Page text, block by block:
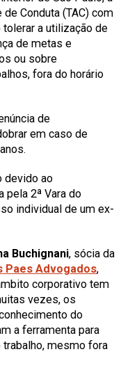
Conduta (TAC) com
a utilização de
de metas e
ou sobre
fora do horário
de
em caso de
devido ao
pela 2ª Vara do
individual de um ex-
Buchignani, sócia da
Paes Advogados,
corporativo tem
vezes, os
do
a ferramenta para
mesmo fora